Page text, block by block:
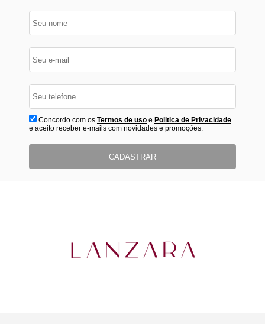
Concordo com os Termos de usoe Politica de Privacidade
e aceito receber e-mails com novidades e promoções.
CADASTRAR